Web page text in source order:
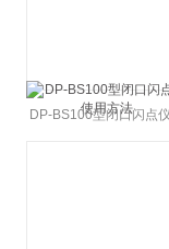
DP-BS100型闭口闪点